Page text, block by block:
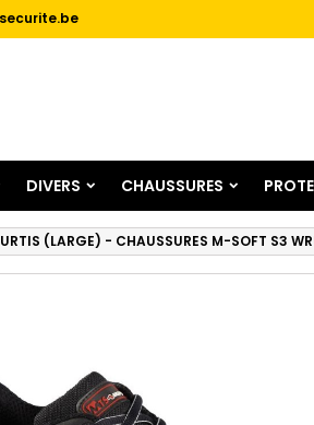
DIVERS CHAUSSURES
(LARGE) - CHAUSSURES M-SOFT S3
Annuler
devez être connecté pour ajouter